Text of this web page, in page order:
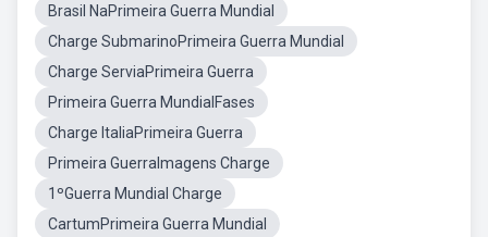
Brasil NaPrimeira Guerra Mundial
Charge SubmarinoPrimeira Guerra Mundial
Charge ServiaPrimeira Guerra
Primeira Guerra MundialFases
Charge ItaliaPrimeira Guerra
Primeira GuerraImagens Charge
1ºGuerra Mundial Charge
CartumPrimeira Guerra Mundial